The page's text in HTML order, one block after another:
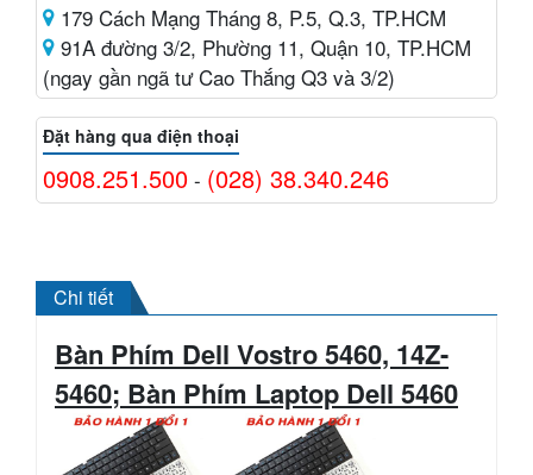
179 Cách Mạng Tháng 8, P.5, Q.3, TP.HCM
91A đường 3/2, Phường 11, Quận 10, TP.HCM
(ngay gần ngã tư Cao Thắng Q3 và 3/2)
Đặt hàng qua điện thoại
0908.251.500 - (028) 38.340.246
Chi tiết
Bàn Phím Dell Vostro5460, 14Z-
5460; Bàn Phím Laptop Dell 5460